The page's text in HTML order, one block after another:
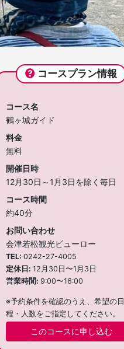
コースプラン情報
コース名
鶴ヶ城ガイド
料金
無料
開催日時
12月30日～1月3日を除く毎日
コース時間
約40分
お問い合わせ
会津若松観光ビューロー
TEL 0242-27-4005
定休日 12月30日〜1月3日
営業時間 9:00〜16:00
※予約条件を確認のうえ、希望の日
程・人数をご指定してください。
このコースに申し込む